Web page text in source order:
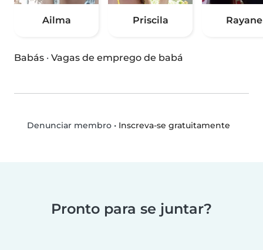
Ailma Priscila Rayane
Babás · Vagas de emprego de babá
Denunciar membro• Inscreva-se gratuitamente
Pronto para se juntar?